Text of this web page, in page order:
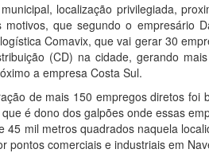
localização privilegiada,
que segundo o empresário
Comavix, que vai gerar 30
(CD) na cidade, gerando
a empresa Costa Sul.
de mais 150 empregos diretos foi
é dono dos galpões onde essas
mil metros quadrados naquela
comerciais e industriais em